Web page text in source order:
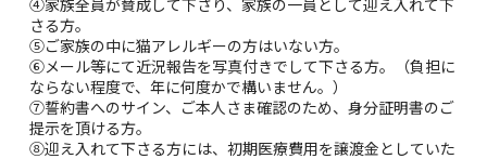
さる方。
⑤ご家族の中に猫アレルギーの方はいない方。
⑥メール等にて近況報告を写真付きでして下さる方。（負担に
ならない程度で、年に何度かで構いません。）
⑦誓約書へのサイン、ご本人さま確認のため、身分証明書のご
提示を頂ける方。
⑧迎え入れて下さる方には、初期医療費用を譲渡金としていた